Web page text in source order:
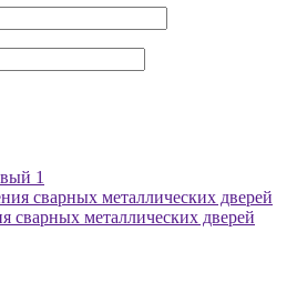
1
сварных металлических дверей